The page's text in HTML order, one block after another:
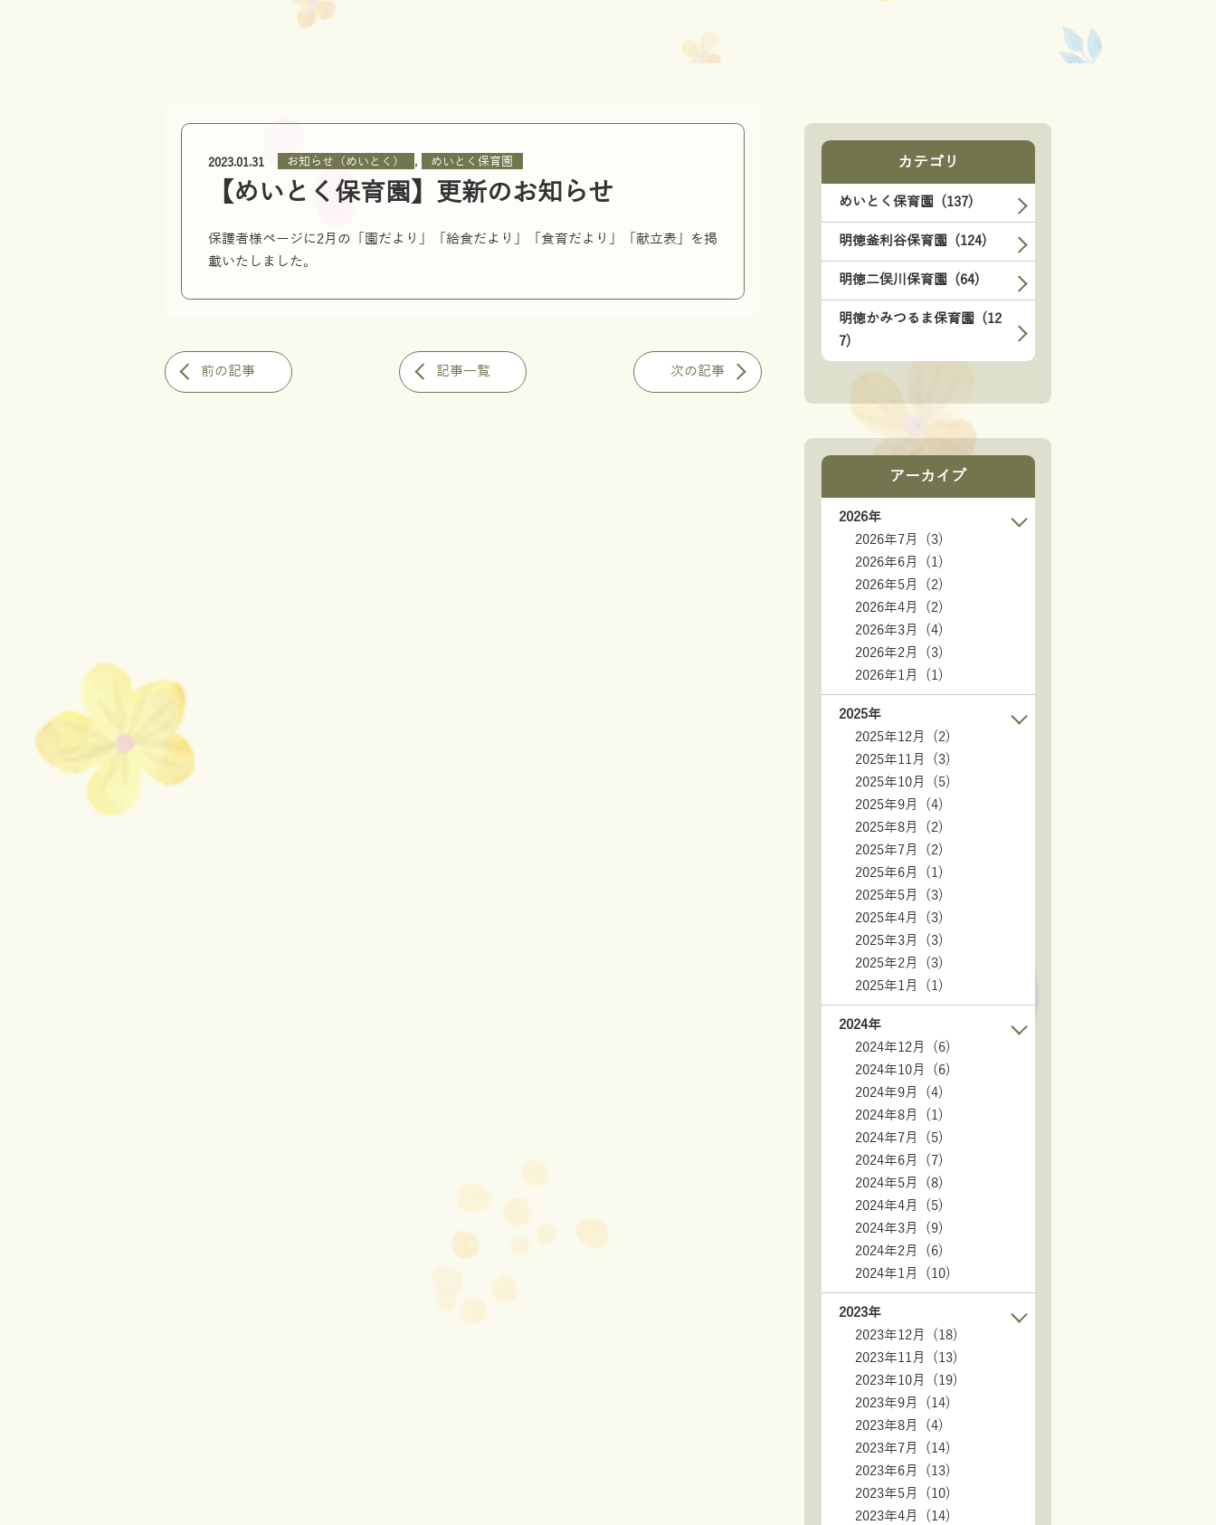
2023.01.31 お知らせ（めいとく） , めいとく保育園
【めいとく保育園】更新のお知らせ
保護者様ページに2月の「園だより」「給食だより」「食育だより」「献立表」を掲
載いたしました。
前の記事 記事一覧 次の記事
カテゴリ
めいとく保育園 (137)
明徳釜利谷保育園 (124)
明徳二俣川保育園 (64)
明徳かみつるま保育園 (12
7)
アーカイブ
2026年
2026年7月 (3)
2026年6月 (1)
2026年5月 (2)
2026年4月 (2)
2026年3月 (4)
2026年2月 (3)
2026年1月 (1)
2025年
2025年12月 (2)
2025年11月 (3)
2025年10月 (5)
2025年9月 (4)
2025年8月 (2)
2025年7月 (2)
2025年6月 (1)
2025年5月 (3)
2025年4月 (3)
2025年3月 (3)
2025年2月 (3)
2025年1月 (1)
2024年
2024年12月 (6)
2024年10月 (6)
2024年9月 (4)
2024年8月 (1)
2024年7月 (5)
2024年6月 (7)
2024年5月 (8)
2024年4月 (5)
2024年3月 (9)
2024年2月 (6)
2024年1月 (10)
2023年
2023年12月 (18)
2023年11月 (13)
2023年10月 (19)
2023年9月 (14)
2023年8月 (4)
2023年7月 (14)
2023年6月 (13)
2023年5月 (10)
2023年4月 (14)